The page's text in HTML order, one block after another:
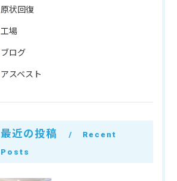
原状回復
工場
ブログ
アスベスト
最近の投稿
Recent
Posts